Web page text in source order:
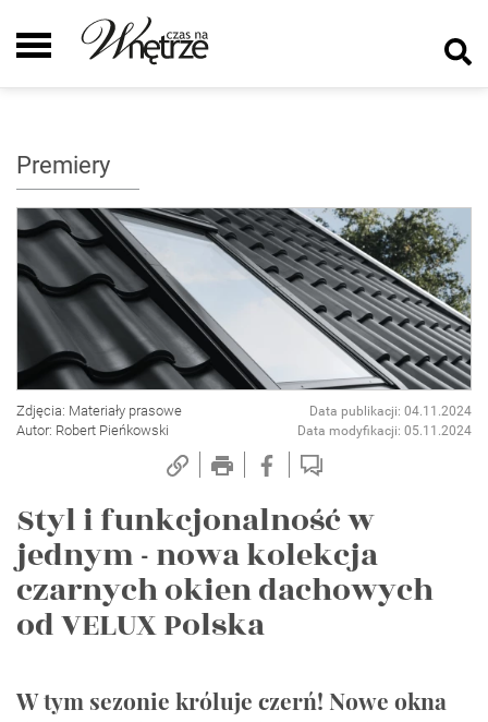
Premiery
Zdjęcia: Materiały prasowe
Autor: Robert Pieńkowski
Data publikacji: 04.11.2024
Data modyfikacji: 05.11.2024
Styl i funkcjonalność w
jednym - nowa kolekcja
czarnych okien dachowych
od VELUX Polska
W tym sezonie króluje czerń! Nowe okna